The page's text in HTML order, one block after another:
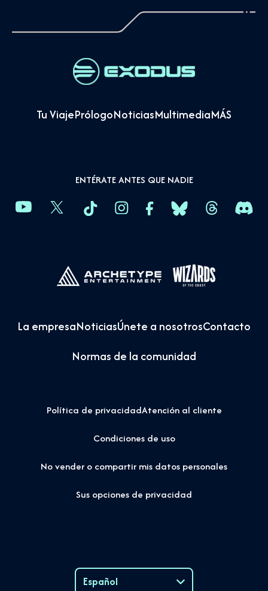
Tu ViajePrólogoNoticiasMultimediaMÁS
ENTÉRATE ANTES QUE NADIE
La empresaNoticiasÚnete a nosotrosContacto
Normas de la comunidad
Política de privacidadAtención al cliente
Condiciones de uso
No vender o compartir mis datos personales
Sus opciones de privacidad
Español